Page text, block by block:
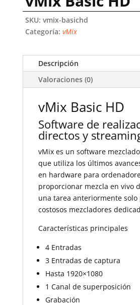
SKU: vmix-basichd
Categoría: vMix
Descripción
Valoraciones (0)
vMix Basic HD
Software de
directos y
vMix es un software
que utiliza los últimos
en hardware para
proporcionar mezcla en vivo
una tarea anteriormente solo
costosos mezcladores
Características principales
4 Entradas
3 Entradas de captura
Hasta 1920×1080
1 Canal de superposición
Grabación